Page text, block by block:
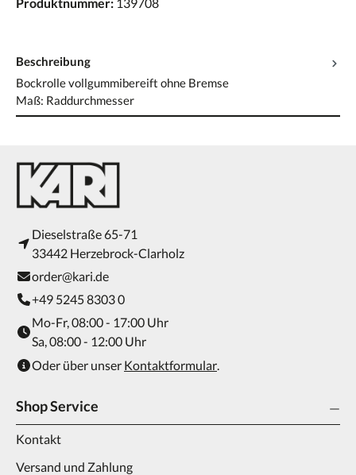
Beschreibung
Bockrolle vollgummibereift ohne Bremse
Maß: Raddurchmesser
Dieselstraße 65-71
33442 Herzebrock-Clarholz
order@kari.de
+49 5245 8303 0
Mo-Fr, 08:00 - 17:00 Uhr
Sa, 08:00 - 12:00 Uhr
Oder über unser Kontaktformular.
Shop Service
Kontakt
Versand und Zahlung